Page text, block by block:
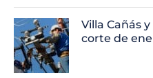
Villa Cañás
corte de